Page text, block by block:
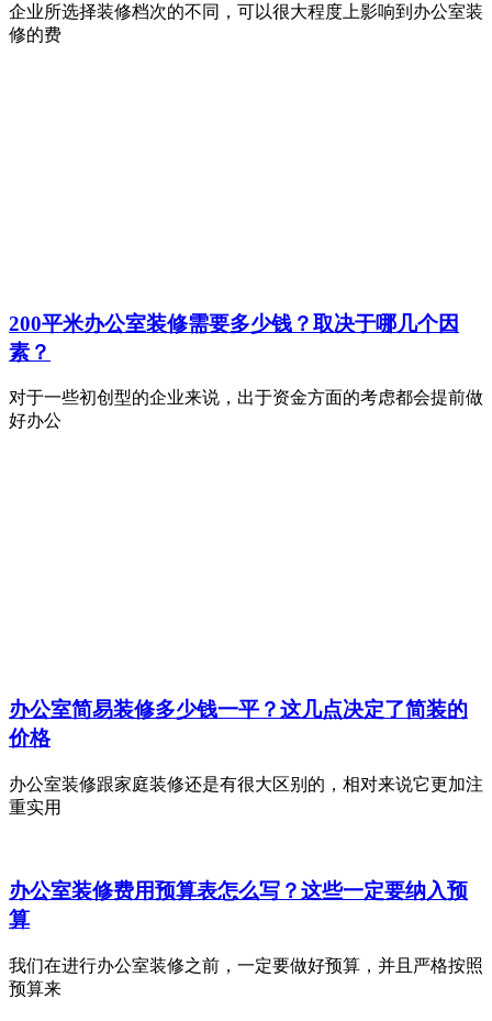
企业所选择装修档次的不同，可以很大程度上影响到办公室装
修的费
200平米办公室装修需要多少钱？取决于哪几个因
素？
对于一些初创型的企业来说，出于资金方面的考虑都会提前做
好办公
办公室简易装修多少钱一平？这几点决定了简装的
价格
办公室装修跟家庭装修还是有很大区别的，相对来说它更加注
重实用
办公室装修费用预算表怎么写？这些一定要纳入预
算
我们在进行办公室装修之前，一定要做好预算，并且严格按照
预算来